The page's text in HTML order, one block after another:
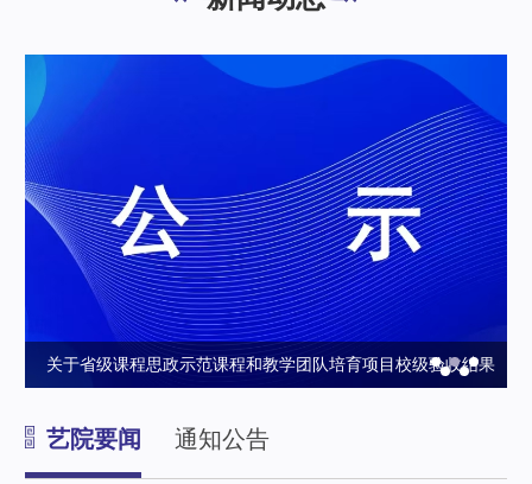
关于省级课程思政示范课程和教学团队培育项目校级验收结果
艺院要闻 通知公告